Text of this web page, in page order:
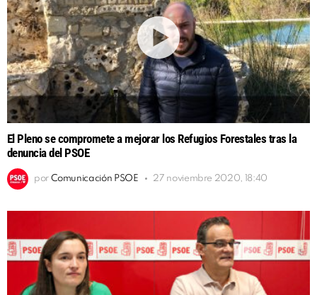
El Pleno se compromete a mejorar los Refugios Forestales tras la
denuncia del PSOE
por Comunicación PSOE 27 noviembre 2020, 18:40